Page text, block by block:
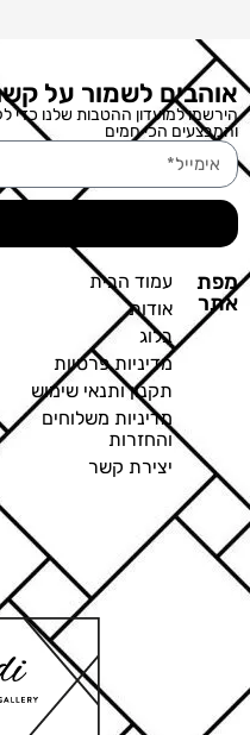
אוהבים לשמור על
הירשמו למועדון ההטבות שלנו כדי
והמבצעים הכי חמים
מפת
אתר
עמוד הבית
אודות
בלוג
מדיניות פרטיות
תקנון ותנאי שימוש
מדיניות משלוחים
והחזרות
יצירת קשר